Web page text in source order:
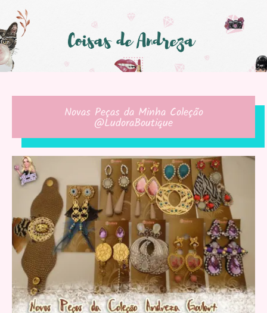
Novas Peças da Minha Coleção
@LudoraBoutique